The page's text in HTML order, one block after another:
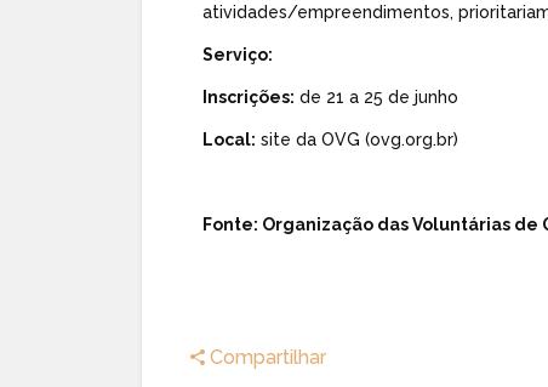
atividades/empreendimentos,
Serviço:
Inscrições: de 21 a 25 de junho
Local: site da OVG (ovg.org.br)
Fonte: Organização das Voluntárias de
Compartilhar